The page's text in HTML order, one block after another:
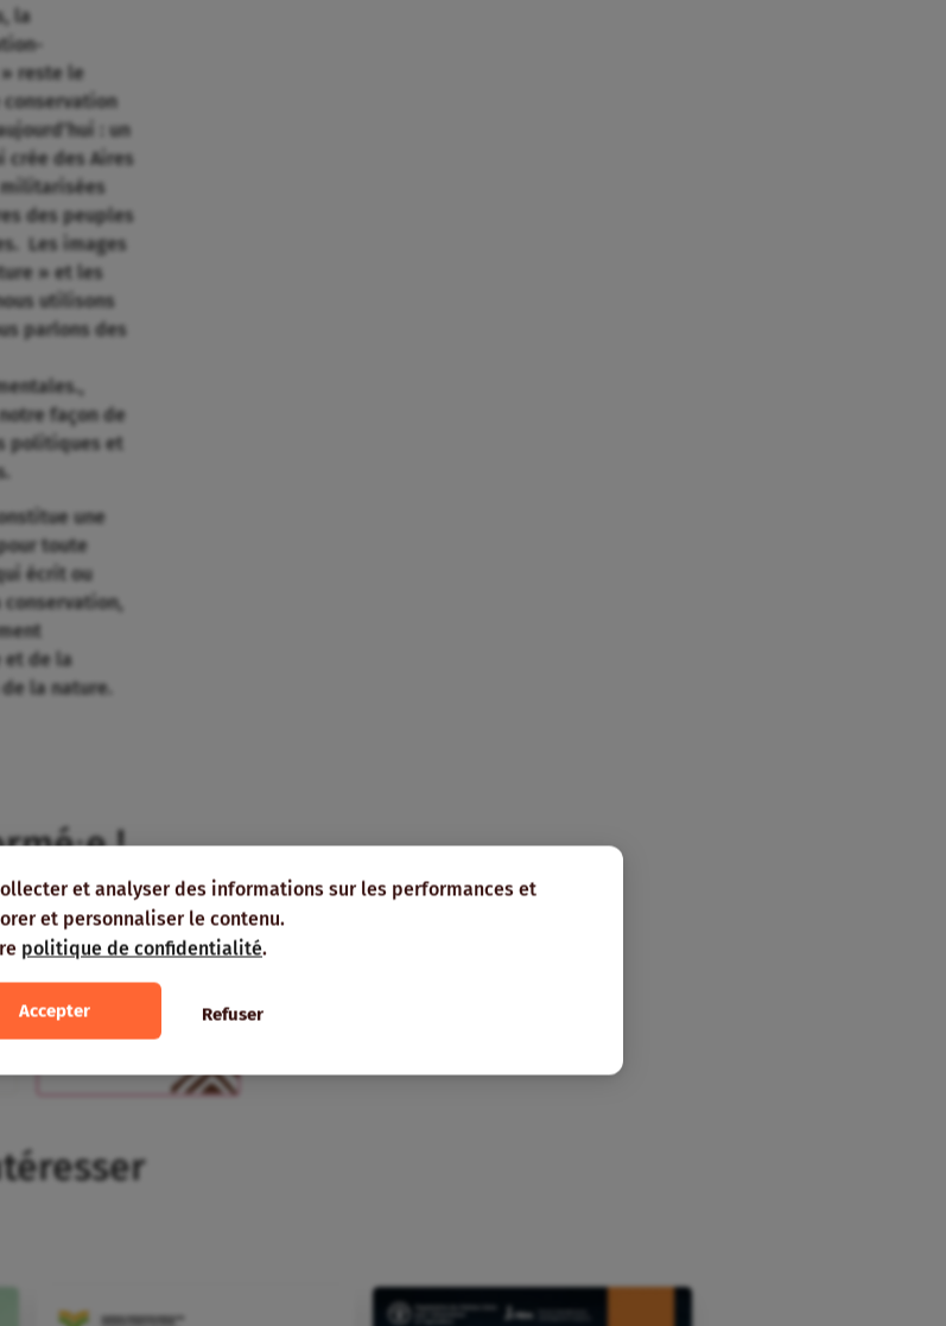
et analyser des informations sur les performances et
et personnaliser le contenu.
politique de confidentialité.
Accepter Refuser
la
reste le
: un
crée des Aires
des peuples
Les images
» et les
utilisons
parlons des
façon de
politiques et
une
toute
écrit ou
de la
la nature.
!
et bulletins
dans votre boîte